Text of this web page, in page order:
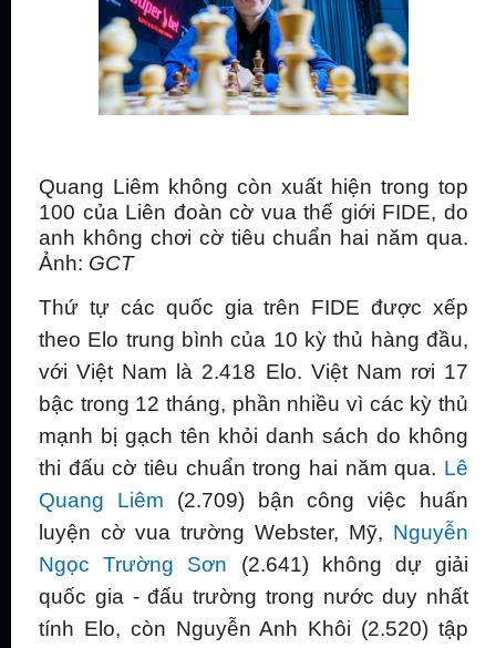
Quang Liêm không còn xuất hiện trong top
100 của Liên đoàn cờ vua thế giới FIDE, do
anh không chơi cờ tiêu chuẩn hai năm qua.
Ảnh: GCT
Thứ tự các quốc gia trên FIDE được xếp
theo Elo trung bình của 10 kỳ thủ hàng đầu,
với Việt Nam là 2.418 Elo. Việt Nam rơi 17
bậc trong 12 tháng, phần nhiều vì các kỳ thủ
mạnh bị gạch tên khỏi danh sách do không
thi đấu cờ tiêu chuẩn trong hai năm qua. Lê
Quang Liêm (2.709) bận công việc huấn
luyện cờ vua trường Webster, Mỹ, Nguyễn
Ngọc Trường Sơn (2.641) không dự giải
quốc gia - đấu trường trong nước duy nhất
tính Elo, còn Nguyễn Anh Khôi (2.520) tập